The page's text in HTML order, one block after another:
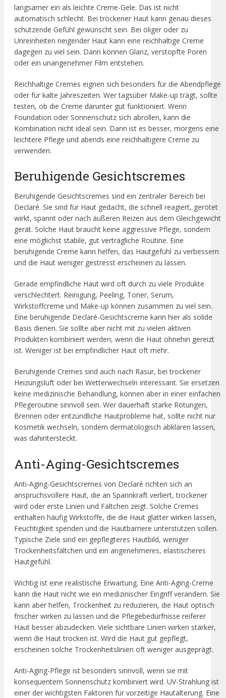
langsamer ein als leichte Creme-Gele. Das ist nicht
automatisch schlecht. Bei trockener Haut kann genau dieses
schützende Gefühl gewünscht sein. Bei öliger oder zu
Unreinheiten neigender Haut kann eine reichhaltige Creme
dagegen zu viel sein. Dann können Glanz, verstopfte Poren
oder ein unangenehmer Film entstehen.
Reichhaltige Cremes eignen sich besonders für die Abendpflege
oder für kalte Jahreszeiten. Wer tagsüber Make-up trägt, sollte
testen, ob die Creme darunter gut funktioniert. Wenn
Foundation oder Sonnenschutz sich abrollen, kann die
Kombination nicht ideal sein. Dann ist es besser, morgens eine
leichtere Pflege und abends eine reichhaltigere Creme zu
verwenden.
Beruhigende Gesichtscremes
Beruhigende Gesichtscremes sind ein zentraler Bereich bei
Declaré. Sie sind für Haut gedacht, die schnell reagiert, gerötet
wirkt, spannt oder nach äußeren Reizen aus dem Gleichgewicht
gerät. Solche Haut braucht keine aggressive Pflege, sondern
eine möglichst stabile, gut verträgliche Routine. Eine
beruhigende Creme kann helfen, das Hautgefühl zu verbessern
und die Haut weniger gestresst erscheinen zu lassen.
Gerade empfindliche Haut wird oft durch zu viele Produkte
verschlechtert. Reinigung, Peeling, Toner, Serum,
Wirkstoffcreme und Make-up können zusammen zu viel sein.
Eine beruhigende Declaré-Gesichtscreme kann hier als solide
Basis dienen. Sie sollte aber nicht mit zu vielen aktiven
Produkten kombiniert werden, wenn die Haut ohnehin gereizt
ist. Weniger ist bei empfindlicher Haut oft mehr.
Beruhigende Cremes sind auch nach Rasur, bei trockener
Heizungsluft oder bei Wetterwechseln interessant. Sie ersetzen
keine medizinische Behandlung, können aber in einer einfachen
Pflegeroutine sinnvoll sein. Wer dauerhaft starke Rötungen,
Brennen oder entzündliche Hautprobleme hat, sollte nicht nur
Kosmetik wechseln, sondern dermatologisch abklären lassen,
was dahintersteckt.
Anti-Aging-Gesichtscremes
Anti-Aging-Gesichtscremes von Declaré richten sich an
anspruchsvollere Haut, die an Spannkraft verliert, trockener
wird oder erste Linien und Fältchen zeigt. Solche Cremes
enthalten häufig Wirkstoffe, die die Haut glatter wirken lassen,
Feuchtigkeit spenden und die Hautbarriere unterstützen sollen.
Typische Ziele sind ein gepflegteres Hautbild, weniger
Trockenheitsfältchen und ein angenehmeres, elastischeres
Hautgefühl.
Wichtig ist eine realistische Erwartung. Eine Anti-Aging-Creme
kann die Haut nicht wie ein medizinischer Eingriff verändern. Sie
kann aber helfen, Trockenheit zu reduzieren, die Haut optisch
frischer wirken zu lassen und die Pflegebedürfnisse reiferer
Haut besser abzudecken. Viele sichtbare Linien wirken stärker,
wenn die Haut trocken ist. Wird die Haut gut gepflegt,
erscheinen solche Trockenheitslinien oft weniger ausgeprägt.
Anti-Aging-Pflege ist besonders sinnvoll, wenn sie mit
konsequentem Sonnenschutz kombiniert wird. UV-Strahlung ist
einer der wichtigsten Faktoren für vorzeitige Hautalterung. Eine